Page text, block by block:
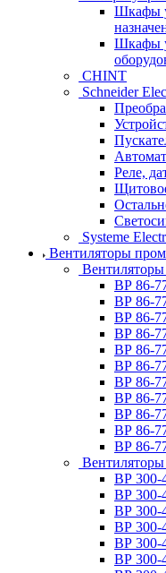
Шкафы
Шкафы
CHINT
Schneider
Реле,
Systeme
Вентиляторы
Вентиляторы
ВР 86-
ВР 86-
ВР 86-
ВР 86-
ВР 86-
ВР 86-
ВР 86-
ВР 86-
ВР 86-
ВР 86-
ВР 86-
Вентиляторы
ВР 300-
ВР 300-
ВР 300-
ВР 300-
ВР 300-
ВР 300-